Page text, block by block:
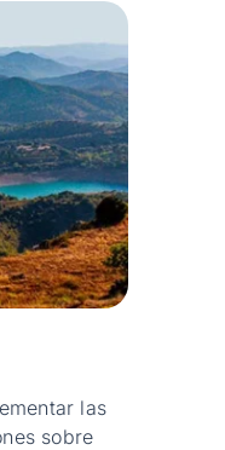
las
sobre